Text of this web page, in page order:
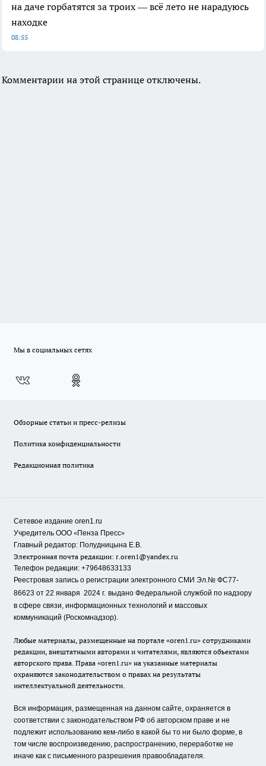
на даче горбатятся за троих — всё лето не нарадуюсь
находке
08:55
Комментарии на этой странице отключены.
Мы в социальных сетях
Обзорные статьи и пресс-релизы
Политика конфиденциальности
Редакционная политика
Сетевое издание oren1.ru
Учредитель ООО «Пенза Пресс»
Главный редактор: Полудницына Е.В.
Электронная почта редакции: r.oren1@yandex.ru
Телефон редакции: +79648633133
Реестровая запись о регистрации электронного СМИ Эл.№ ФС77-
86623 от 22 января 2024 г. выдано Федеральной службой по надзору
в сфере связи, информационных технологий и массовых
коммуникаций (Роскомнадзор).
Любые материалы, размещенные на портале «oren1.ru» сотрудниками
редакции, внештатными авторами и читателями, являются объектами
авторского права. Права «oren1.ru» на указанные материалы
охраняются законодательством о правах на результаты
интеллектуальной деятельности.
Вся информация, размещенная на данном сайте, охраняется в
соответствии с законодательством РФ об авторском праве и не
подлежит использованию кем-либо в какой бы то ни было форме, в
том числе воспроизведению, распространению, переработке не
иначе как с письменного разрешения правообладателя.